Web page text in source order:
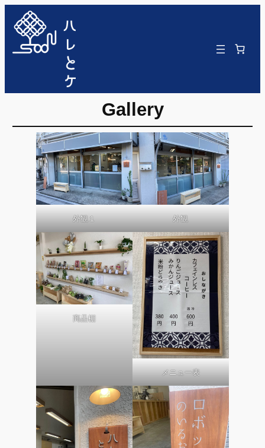
Gallery
外観１ 外観
商品棚
メニュー表